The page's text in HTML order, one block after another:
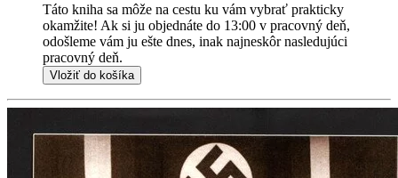
Táto kniha sa môže na cestu ku vám vybrať prakticky
okamžite! Ak si ju objednáte do 13:00 v pracovný deň,
odošleme vám ju ešte dnes, inak najneskôr nasledujúci
pracovný deň.
Vložiť do košíka